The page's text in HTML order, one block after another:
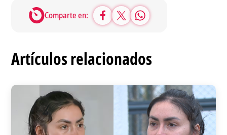
Comparte en:
Artículos relacionados